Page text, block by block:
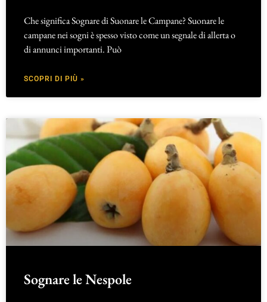
Che significa Sognare di Suonare le Campane? Suonare le
campane nei sogni è spesso visto come un segnale di allerta o
di annunci importanti. Può
SCOPRI DI PIÙ »
Sognare le Nespole